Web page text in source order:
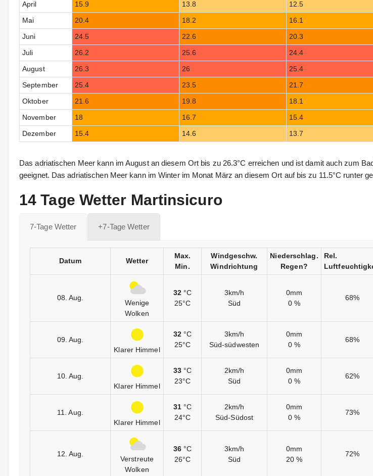
April 15.9 13.8 12.5
Mai 20.4 18.2 16.1
Juni 24.5 22.6 20.3
Juli 26.2 25.6 24.4
August 26.3 26 25.4
September 25.4 23.5 21.7
Oktober 21.6 19.8 18.1
November 18 16.7 15.4
Dezember 15.4 14.6 13.7
Das adriatischen Meer kann im August an diesem Ort bis zu 26.3°C erreichen und ist damit auch zum
geeignet. Das adriatischen Meer kann im Winter im Monat März an diesem Ort auf bis zu 11.5°C runter
14 Tage Wetter Martinsicuro
7-Tage Wetter +7-Tage Wetter
Datum Wetter
Max.
Min.
Windgeschw.
Windrichtung
Niederschlag.
Regen?
Rel.
08. Aug.
Wenige
Wolken
32 °C
25°C
3km/h
Süd
0mm
0 %
68%
09. Aug.
Klarer Himmel
32 °C
25°C
3km/h
Süd-südwesten
0mm
0 %
68%
10. Aug.
Klarer Himmel
33 °C
23°C
2km/h
Süd
0mm
0 %
62%
11. Aug.
Klarer Himmel
31 °C
24°C
2km/h
Süd-Südost
0mm
0 %
73%
12. Aug.
Verstreute
Wolken
36 °C
26°C
3km/h
Süd
0mm
20 %
72%